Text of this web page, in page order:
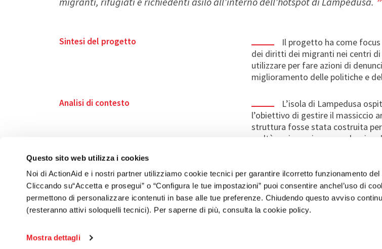
Questo sito web utilizza i cookies
Noi di ActionAid e i nostri partner utilizziamo cookie tecnici per garantire ilcorretto funzionamento
Cliccando su“Accetta e prosegui” o “Configura le tue impostazioni” puoi consentire anchel’uso di
permettono di personalizzare icontenuti in base alle tue preferenze. Chiudendo questo avviso
(resteranno attivi soloquelli tecnici). Per saperne di più, consulta la cookie policy.
Mostra dettagli
Sintesi del progetto
Il progetto ha come
dei diritti dei migranti nei centri
utilizzare per fare azioni di
miglioramento delle politiche e
Analisi di contesto
L’isola di Lampedusa
l’obiettivo di gestire il massiccio
struttura fosse stata costruita
realtà essi non riescono a
causa di ritardi nella procedura
dei diritti delle persone
dei diritti umani e le condizioni
asilo inclusi bambini, donne e